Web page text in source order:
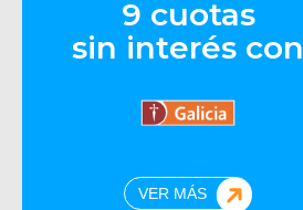
9 cuotas
sin interés con
VER MÁS